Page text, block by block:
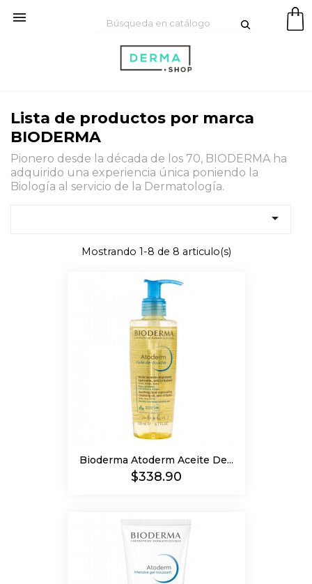

Lista de productos por marca
BIODERMA
Pionero desde la década de los 70, BIODERMA ha
adquirido una experiencia única poniendo la
Biología al servicio de la Dermatología.

Mostrando 1-8 de 8 articulo(s)
Bioderma Atoderm Aceite De...
Precio
$338.90